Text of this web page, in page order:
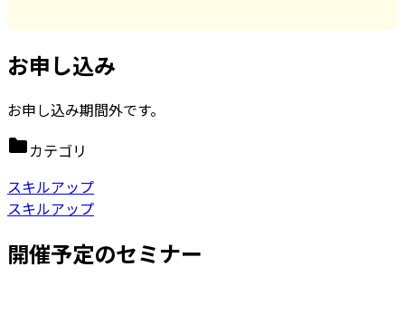
お申し込み
お申し込み期間外です。
カテゴリ
スキルアップ
スキルアップ
開催予定のセミナー